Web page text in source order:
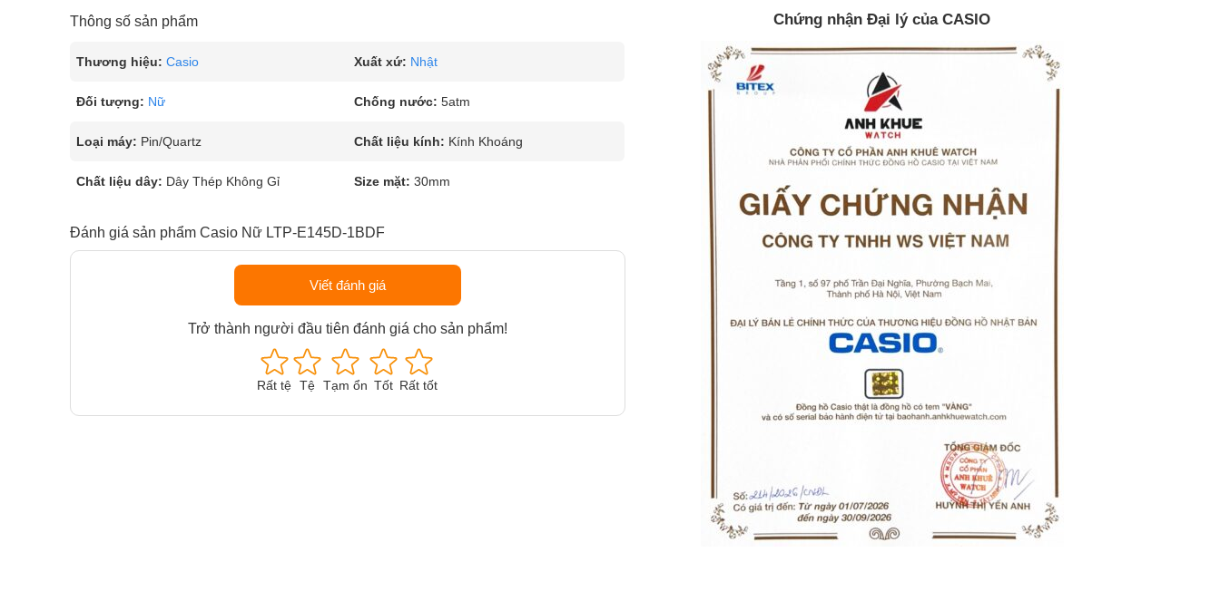
Thông số sản phẩm
Thương hiệu: Casio Xuất xứ: Nhật
Đối tượng: Nữ Chống nước: 5atm
Loại máy: Pin/Quartz Chất liệu kính: Kính Khoáng
Chất liệu dây: Dây Thép Không Gỉ Size mặt: 30mm
Đánh giá sản phẩm Casio Nữ LTP-E145D-1BDF
Viết đánh giá
Trở thành người đầu tiên đánh giá cho sản phẩm!
Rất tệ Tệ Tạm ổn Tốt Rất tốt
Chứng nhận Đại lý của CASIO